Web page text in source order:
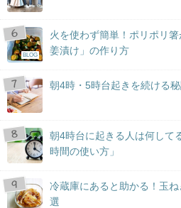
BLOG
火を使わず簡単！ポリポリ
姜漬け」の作り方
朝4時・5時台起きを続ける
朝4時台に起きる人は何して
時間の使い方」
冷蔵庫にあると助かる！玉
選